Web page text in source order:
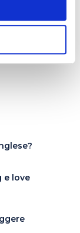
e love